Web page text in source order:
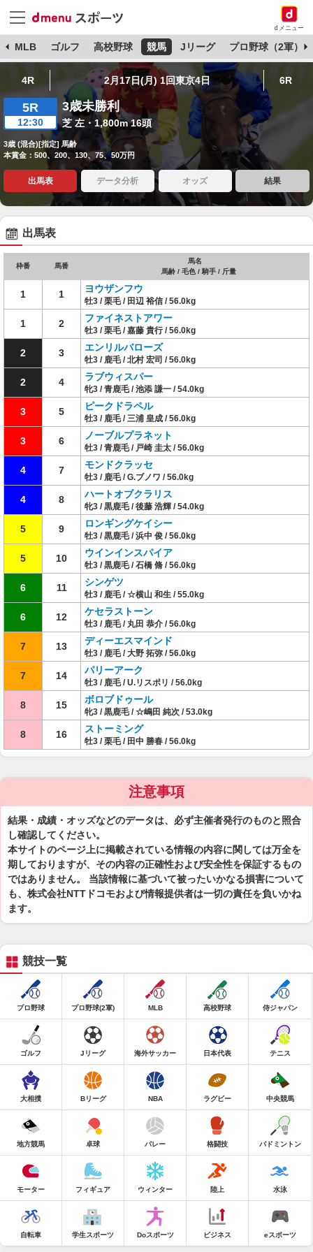
dメニュー
MLB ゴルフ 高校野球 競馬 Jリーグ プロ野球（2軍）
4R 2月17日(月) 1回東京4日 6R
5R
12:30
3歳未勝利
芝 左・1,800m 16頭
3歳 (混合)[指定] 馬齢
本賞金：500、200、130、75、50万円
出馬表 データ分析 オッズ 結果
出馬表
枠番 馬番
馬名
馬齢 / 毛色 / 騎手 / 斤量
1 1 ヨウザンフウ
牡3 / 栗毛 / 田辺 裕信 / 56.0kg
1 2 ファイネストアワー
牡3 / 栗毛 / 嘉藤 貴行 / 56.0kg
2 3 エンリルバローズ
牡3 / 鹿毛 / 北村 宏司 / 56.0kg
2 4 ラブウィスパー
牝3 / 青鹿毛 / 池添 謙一 / 54.0kg
3 5 ピークドラペル
牡3 / 鹿毛 / 三浦 皇成 / 56.0kg
3 6 ノーブルプラネット
牡3 / 青鹿毛 / 戸崎 圭太 / 56.0kg
4 7 モンドクラッセ
牡3 / 鹿毛 / G.ブノワ / 56.0kg
4 8 ハートオブクラリス
牝3 / 黒鹿毛 / 後藤 浩輝 / 54.0kg
5 9 ロンギングケイシー
牡3 / 黒鹿毛 / 浜中 俊 / 56.0kg
5 10 ウインインスパイア
牡3 / 黒鹿毛 / 石橋 脩 / 56.0kg
6 11 シンゲツ
牡3 / 鹿毛 / ☆横山 和生 / 55.0kg
6 12 ケセラストーン
牡3 / 鹿毛 / 丸田 恭介 / 56.0kg
7 13 ディーエスマインド
牡3 / 鹿毛 / 大野 拓弥 / 56.0kg
7 14 パリーアーク
牡3 / 鹿毛 / U.リスポリ / 56.0kg
8 15 ボロブドゥール
牝3 / 黒鹿毛 / ☆嶋田 純次 / 53.0kg
8 16 ストーミング
牡3 / 栗毛 / 田中 勝春 / 56.0kg
注意事項
結果・成績・オッズなどのデータは、必ず主催者発行のものと照合
し確認してください。
本サイトのページ上に掲載されている情報の内容に関しては万全を
期しておりますが、その内容の正確性および安全性を保証するもの
ではありません。 当該情報に基づいて被ったいかなる損害について
も、株式会社NTTドコモおよび情報提供者は一切の責任を負いかね
ます。
競技一覧
プロ野球 プロ野球(2軍) MLB 高校野球 侍ジャパン
ゴルフ Jリーグ 海外サッカー 日本代表 テニス
大相撲 Bリーグ NBA ラグビー 中央競馬
地方競馬 卓球 バレー 格闘技 バドミントン
モーター フィギュア ウィンター 陸上 水泳
自転車 学生スポーツ Doスポーツ ビジネス eスポーツ